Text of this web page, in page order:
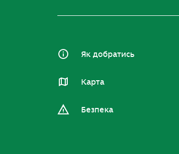
Як добратись
Карта
Безпека